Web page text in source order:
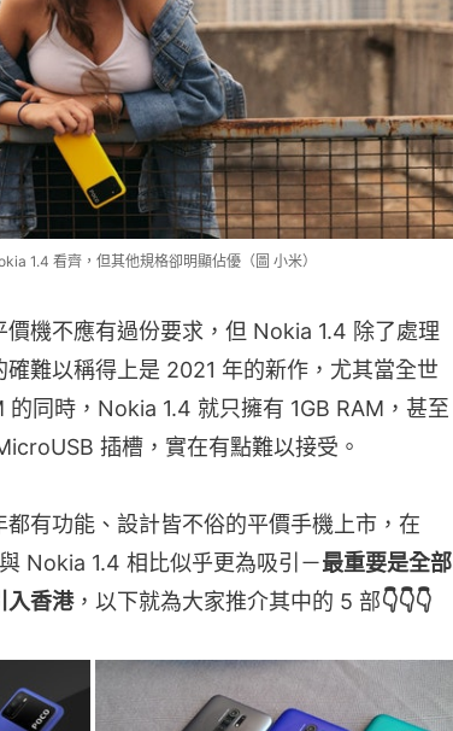
1.4 看齊，但其他規格卻明顯佔優（圖 小米）
機不應有過份要求，但 Nokia 1.4 除了處理
難以稱得上是 2021 年的新作，尤其當全世
同時，Nokia 1.4 就只擁有 1GB RAM，甚至
插槽，實在有點難以接受。
有功能、設計皆不俗的平價手機上市，在
Nokia 1.4 相比似乎更為吸引－最重要是全部
入香港，以下就為大家推介其中的 5 部👇👇👇